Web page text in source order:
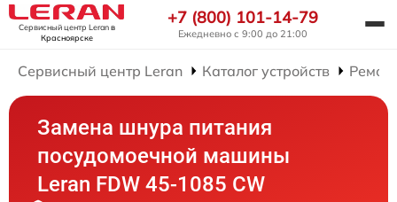
Сервисный центр Leranв
Красноярске
+7 (800) 101-14-79
Ежедневно с 9:00 до 21:00
Сервисный центр Leran Каталог устройств
Замена шнура питания
посудомоечной машины
Leran FDW 45-1085 CW